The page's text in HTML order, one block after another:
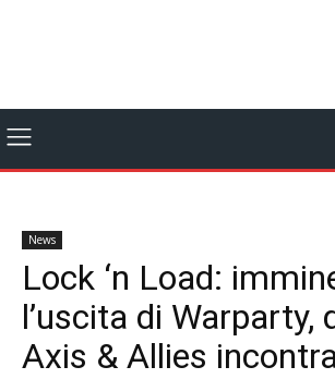
News
Lock ‘n Load:
l’uscita di Warparty,
Axis & Allies